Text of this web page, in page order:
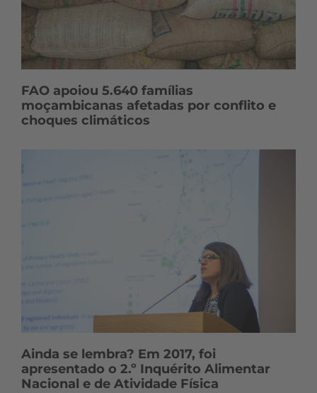
FAO apoiou 5.640 famílias
moçambicanas afetadas por conflito e
choques climáticos
Ainda se lembra? Em 2017, foi
apresentado o 2.º Inquérito Alimentar
Nacional e de Atividade Física